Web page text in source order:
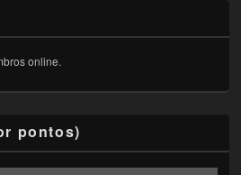
online.
pontos)